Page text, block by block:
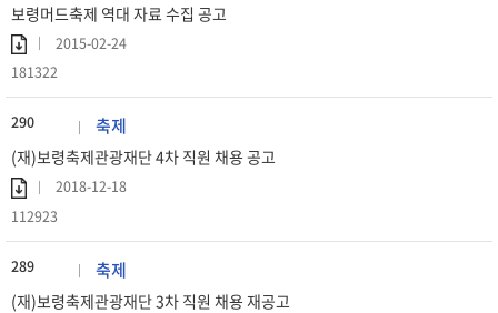
보령머드축제 역대 자료 수집 공고
2015-02-24
181322
290 축제
(재)보령축제관광재단 4차 직원 채용 공고
2018-12-18
112923
289 축제
(재)보령축제관광재단 3차 직원 채용 재공고